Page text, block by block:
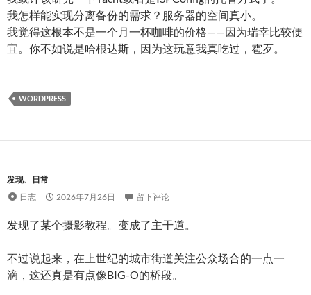
我怎样能实现分离备份的需求？服务器的空间真小。
我觉得这根本不是一个月一杯咖啡的价格——因为瑞幸比较便
宜。你不如说是哈根达斯，因为这玩意我真吃过，雹歹。
WORDPRESS
发现、
日常
日志
2026年7月26日 留下评论
发现了某个摄影教程。变成了主干道。
不过说起来，在上世纪的城市街道关注公众场合的一点一
滴，这还真是有点像BIG-O的桥段。